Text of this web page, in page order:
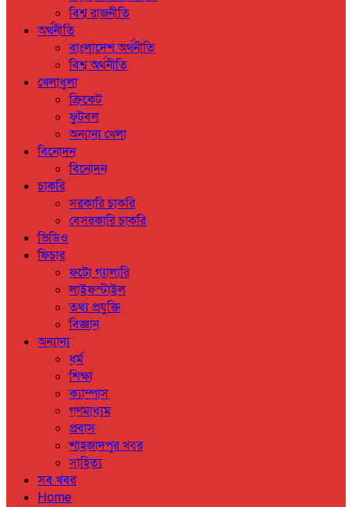
বিশ্ব রাজনীতি
অর্থনীতি
বাংলাদেশ অর্থনীতি
বিশ্ব অর্থনীতি
খেলাধুলা
ক্রিকেট
ফুটবল
অন্যান্য খেলা
বিনোদন
বিনোদন
চাকরি
সরকারি চাকরি
বেসরকারি চাকরি
ভিডিও
ফিচার
ফটো গ্যালারি
লাইফস্টাইল
তথ্য প্রযুক্তি
বিজ্ঞান
অন্যান্য
ধর্ম
শিক্ষা
ক্যাম্পাস
গণমাধ্যম
প্রবাস
শাহজাদপুর খবর
সাহিত্য
সব খবর
Home